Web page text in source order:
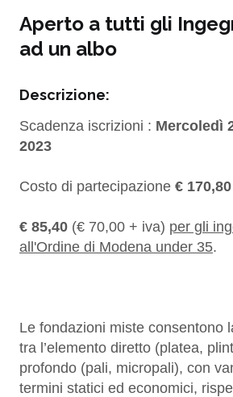
Aperto a tutti gli
ad un albo
Descrizione:
Scadenza iscrizioni : Mercoledì
2023
Costo di partecipazione € 170,80
€ 85,40 (€ 70,00 + iva) per gli
all'Ordine di Modena under 35.
Le fondazioni miste consentono
tra l’elemento diretto (platea,
profondo (pali, micropali), con
termini statici ed economici,